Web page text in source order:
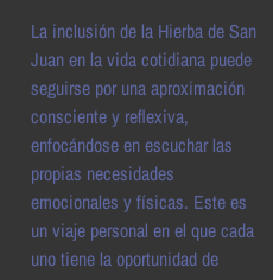
La inclusión de la Hierba de San
Juan en la vida cotidiana puede
seguirse por una aproximación
consciente y reflexiva,
enfocándose en escuchar las
propias necesidades
emocionales y físicas. Este es
un viaje personal en el que cada
uno tiene la oportunidad de